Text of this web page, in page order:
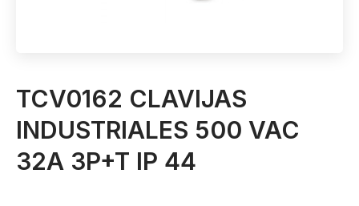
TCV0162 CLAVIJAS
INDUSTRIALES 500 VAC
32A 3P+T IP 44